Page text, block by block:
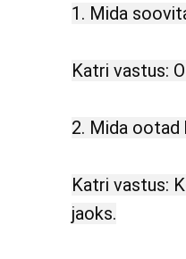
1. Mida
Katri vastus:
2. Mida ootad
Katri vastus:
jaoks.